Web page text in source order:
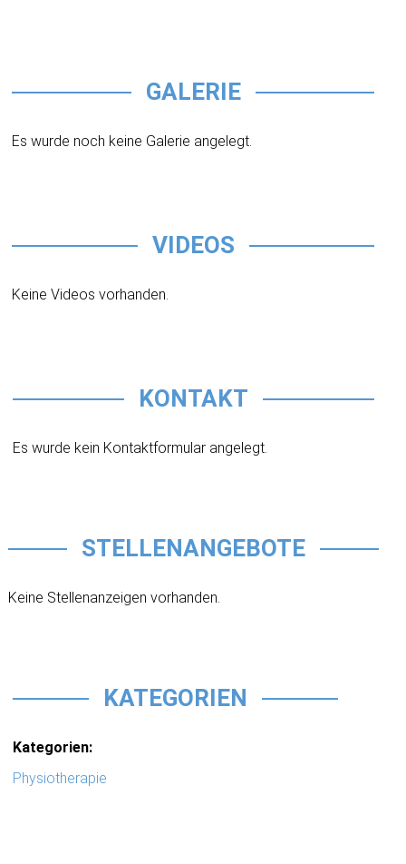
GALERIE
Es wurde noch keine Galerie angelegt.
VIDEOS
Keine Videos vorhanden.
KONTAKT
Es wurde kein Kontaktformular angelegt.
STELLENANGEBOTE
Keine Stellenanzeigen vorhanden.
KATEGORIEN
Kategorien:
Physiotherapie